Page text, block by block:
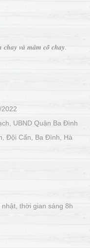
𝒗𝒂̀ 𝒎𝒂̂𝒎 𝒄𝒐̂̃ 𝒄𝒉𝒂𝒚.
UBND Quận Ba Đình
Đội Cấn, Ba Đình, Hà
thời gian sáng 8h